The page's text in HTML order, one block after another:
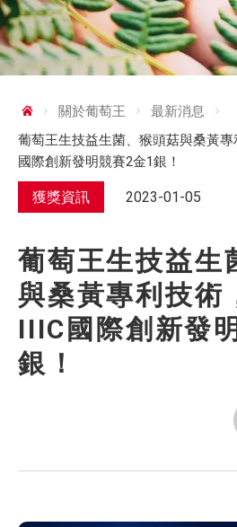
關於葡萄王
最新消息
葡萄王生技益生菌、猴頭菇與桑黃專
國際創新發明競賽2金1銀！
獲獎資訊 2023-01-05
葡萄王生技益生
與桑黃專利技術
IIIC國際創新發
銀！